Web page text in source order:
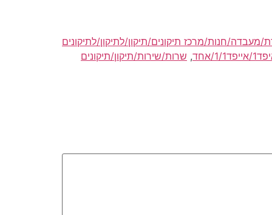
מעבדה/חנות/מרכז תיקונים/תיקון/לתיקון/לתיקונים
, שרות/שירות/תיקון/תיקונים